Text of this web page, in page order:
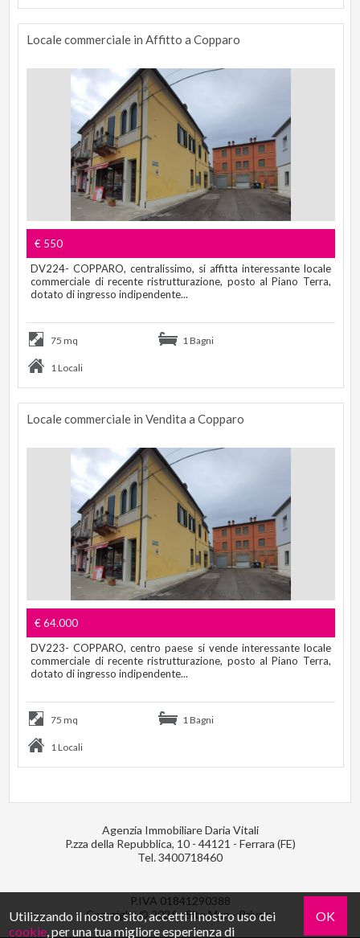
Locale commerciale in Affitto a Copparo
€ 550
DV224- COPPARO, centralissimo, si affitta interessante locale
commerciale di recente ristrutturazione, posto al Piano Terra,
dotato di ingresso indipendente...
75 mq 1 Bagni
1 Locali
Locale commerciale in Vendita a Copparo
€ 64.000
DV223- COPPARO, centro paese si vende interessante locale
commerciale di recente ristrutturazione, posto al Piano Terra,
dotato di ingresso indipendente...
75 mq 1 Bagni
1 Locali
Agenzia Immobiliare Daria Vitali
P.zza della Repubblica, 10 - 44121 - Ferrara (FE)
Tel.3400718460
P.IVA 01841290388
Copyright © 2026 -Site Map-Privacy
Utilizzando il nostro sito, accetti il nostro uso dei
cookie, per una tua migliore esperienza di
OK